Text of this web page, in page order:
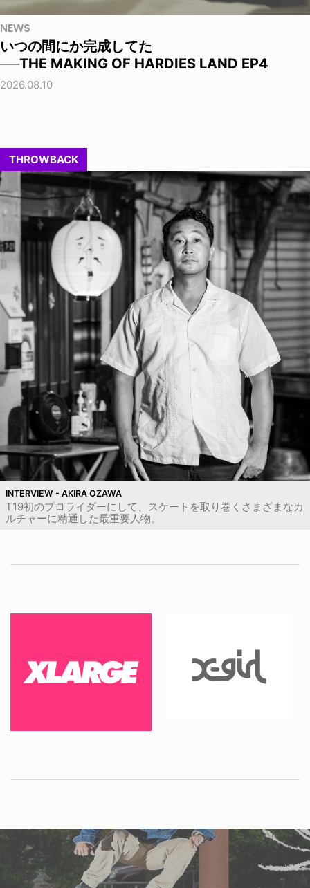
NEWS
いつの間にか完成してた
──THE MAKING OF HARDIES LAND EP4
2026.08.10
THROWBACK
INTERVIEW - AKIRA OZAWA
T19初のプロライダーにして、スケートを取り巻くさまざまなカ
ルチャーに精通した最重要人物。